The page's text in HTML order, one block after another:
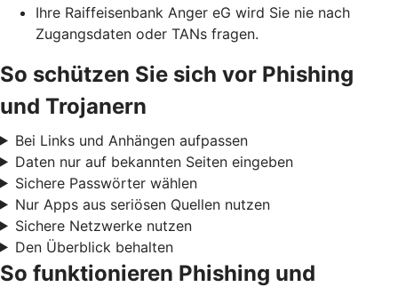
Ihre Raiffeisenbank Anger eG wird Sie nie nach
Zugangsdaten oder TANs fragen.
So schützen Sie sich vor Phishing
und Trojanern
Bei Links und Anhängen aufpassen
Daten nur auf bekannten Seiten eingeben
Sichere Passwörter wählen
Nur Apps aus seriösen Quellen nutzen
Sichere Netzwerke nutzen
Den Überblick behalten
So funktionieren Phishing und